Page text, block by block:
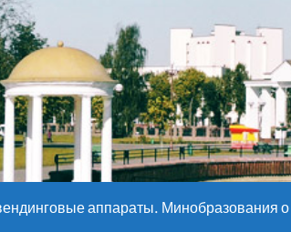
– 05 08 2026
– 07 08 20